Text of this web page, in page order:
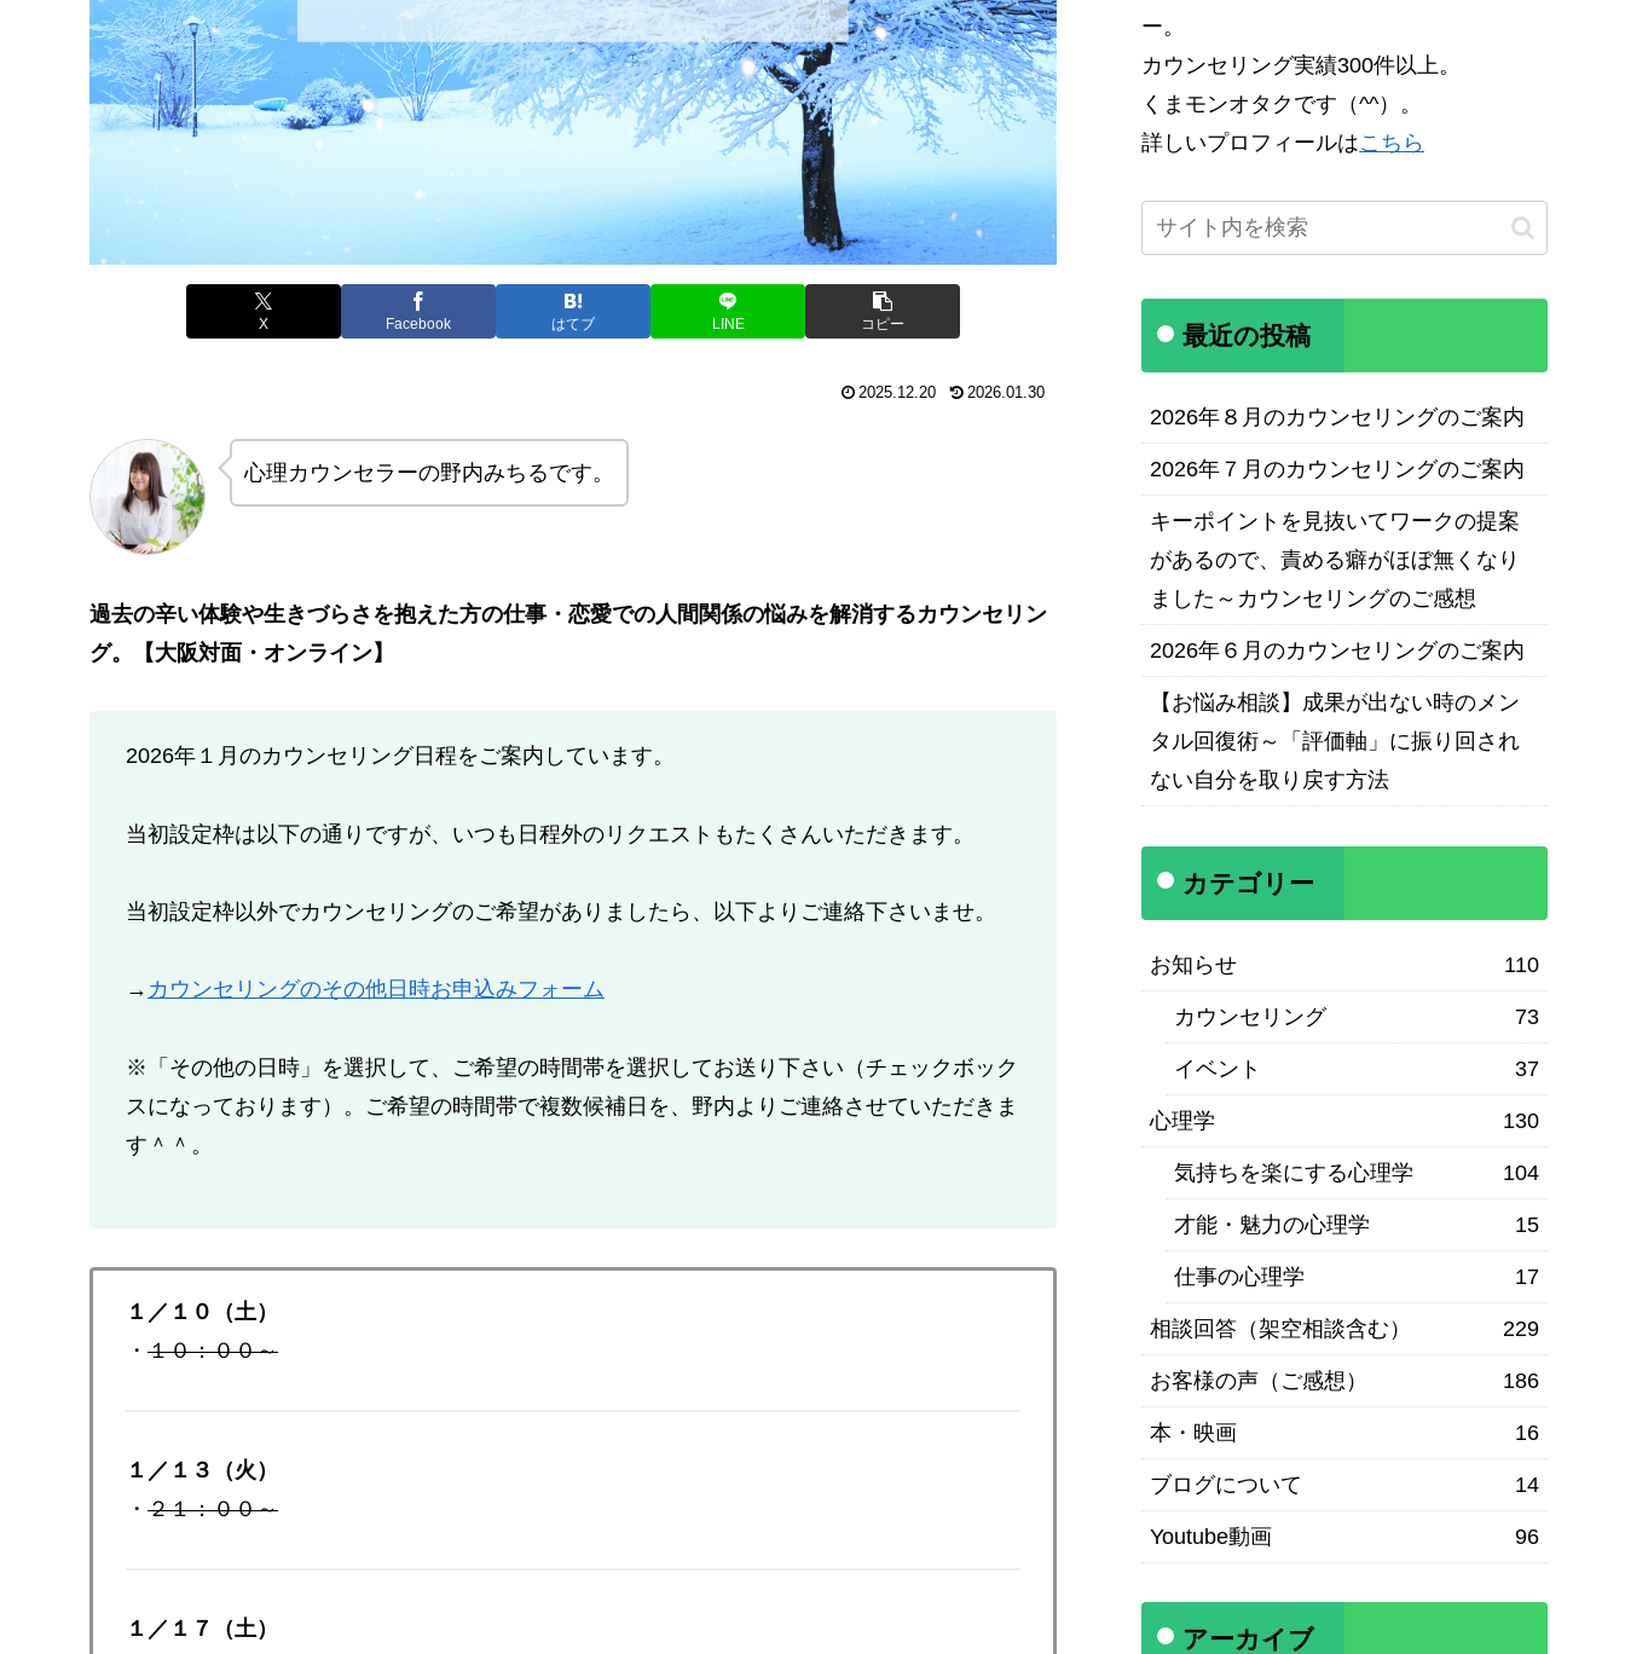
X Facebook はてブ LINE コピー
2025.12.20 2026.01.30
心理カウンセラーの野内みちるです。
過去の辛い体験や生きづらさを抱えた方の仕事・恋愛での人間関係の悩みを解消するカウンセリン
グ。【大阪対面・オンライン】
2026年１月のカウンセリング日程をご案内しています。
当初設定枠は以下の通りですが、いつも日程外のリクエストもたくさんいただきます。
当初設定枠以外でカウンセリングのご希望がありましたら、以下よりご連絡下さいませ。
→ カウンセリングのその他日時お申込みフォーム
※「その他の日時」を選択して、ご希望の時間帯を選択してお送り下さい（チェックボック
スになっております）。ご希望の時間帯で複数候補日を、野内よりご連絡させていただきま
す＾＾。
１／１０（土）
・ １０：００～
１／１３（火）
・ ２１：００～
１／１７（土）
ー。
カウンセリング実績300件以上。
くまモンオタクです（^^）。
詳しいプロフィールはこちら
最近の投稿
2026年８月のカウンセリングのご案内
2026年７月のカウンセリングのご案内
キーポイントを見抜いてワークの提案
があるので、責める癖がほぼ無くなり
ました～カウンセリングのご感想
2026年６月のカウンセリングのご案内
【お悩み相談】成果が出ない時のメン
タル回復術～「評価軸」に振り回され
ない自分を取り戻す方法
カテゴリー
お知らせ 110
カウンセリング 73
イベント 37
心理学 130
気持ちを楽にする心理学 104
才能・魅力の心理学 15
仕事の心理学 17
相談回答（架空相談含む） 229
お客様の声（ご感想） 186
本・映画 16
ブログについて 14
Youtube動画 96
アーカイブ